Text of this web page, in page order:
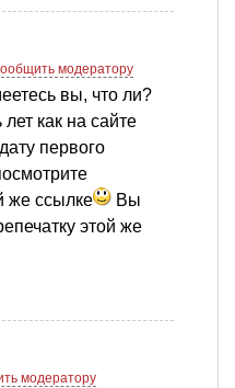
модератору
вы, что ли?
как на сайте
первого
же ссылке
Вы
этой же
модератору